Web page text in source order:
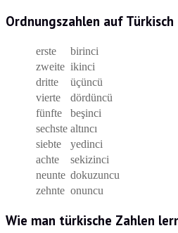
Ordnungszahlen auf Türkisch
erste
birinci
zweite ikinci
dritte
üçüncü
vierte
dördüncü
fünfte
beşinci
sechste altıncı
siebte
yedinci
achte
sekizinci
neunte dokuzuncu
zehnte onuncu
Wie man türkische Zahlen